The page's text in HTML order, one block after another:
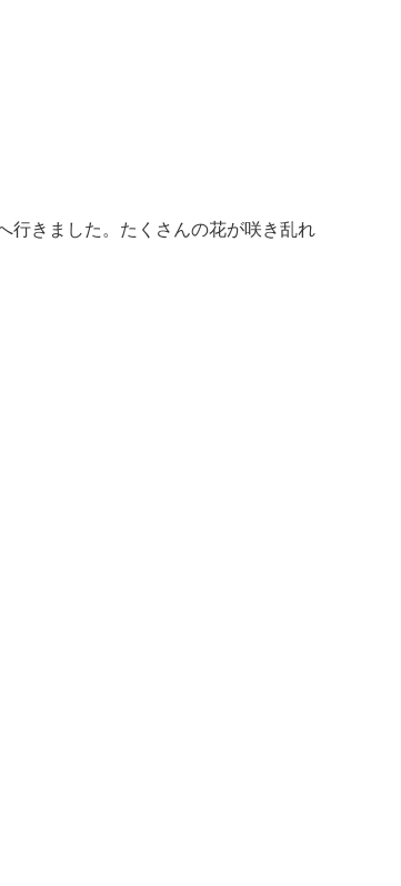
行きました。たくさんの花が咲き乱れ